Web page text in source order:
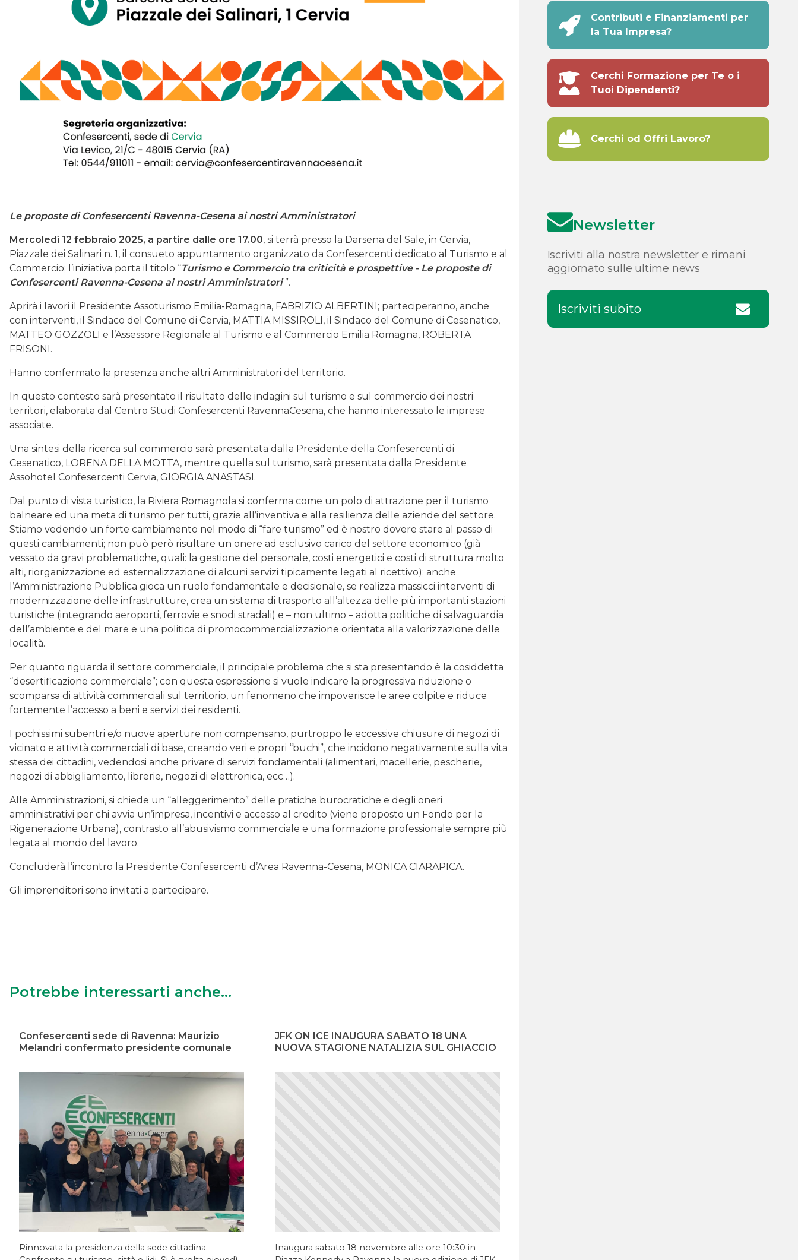
Le proposte di Confesercenti Ravenna-Cesena ai nostri Amministratori
Mercoledì 12 febbraio 2025, a partire dalle ore 17.00, si terrà presso la Darsena del Sale, in Cervia,
Piazzale dei Salinari n. 1, il consueto appuntamento organizzato da Confesercenti dedicato al Turismo e al
Commercio; l’iniziativa porta il titolo “Turismo e Commercio tra criticità e prospettive - Le proposte di
Confesercenti Ravenna-Cesena ai nostri Amministratori”.
Aprirà i lavori il Presidente Assoturismo Emilia-Romagna, FABRIZIO ALBERTINI; parteciperanno, anche
con interventi, il Sindaco del Comune di Cervia, MATTIA MISSIROLI, il Sindaco del Comune di Cesenatico,
MATTEO GOZZOLI e l’Assessore Regionale al Turismo e al Commercio Emilia Romagna, ROBERTA
FRISONI.
Hanno confermato la presenza anche altri Amministratori del territorio.
In questo contesto sarà presentato il risultato delle indagini sul turismo e sul commercio dei nostri
territori, elaborata dal Centro Studi Confesercenti RavennaCesena, che hanno interessato le imprese
associate.
Una sintesi della ricerca sul commercio sarà presentata dalla Presidente della Confesercenti di
Cesenatico, LORENA DELLA MOTTA, mentre quella sul turismo, sarà presentata dalla Presidente
Assohotel Confesercenti Cervia, GIORGIA ANASTASI.
Dal punto di vista turistico, la Riviera Romagnola si conferma come un polo di attrazione per il turismo
balneare ed una meta di turismo per tutti, grazie all’inventiva e alla resilienza delle aziende del settore.
Stiamo vedendo un forte cambiamento nel modo di “fare turismo” ed è nostro dovere stare al passo di
questi cambiamenti; non può però risultare un onere ad esclusivo carico del settore economico (già
vessato da gravi problematiche, quali: la gestione del personale, costi energetici e costi di struttura molto
alti, riorganizzazione ed esternalizzazione di alcuni servizi tipicamente legati al ricettivo); anche
l’Amministrazione Pubblica gioca un ruolo fondamentale e decisionale, se realizza massicci interventi di
modernizzazione delle infrastrutture, crea un sistema di trasporto all’altezza delle più importanti stazioni
turistiche (integrando aeroporti, ferrovie e snodi stradali) e – non ultimo – adotta politiche di salvaguardia
dell’ambiente e del mare e una politica di promocommercializzazione orientata alla valorizzazione delle
località.
Per quanto riguarda il settore commerciale, il principale problema che si sta presentando è la cosiddetta
“desertificazione commerciale”; con questa espressione si vuole indicare la progressiva riduzione o
scomparsa di attività commerciali sul territorio, un fenomeno che impoverisce le aree colpite e riduce
fortemente l’accesso a beni e servizi dei residenti.
I pochissimi subentri e/o nuove aperture non compensano, purtroppo le eccessive chiusure di negozi di
vicinato e attività commerciali di base, creando veri e propri “buchi”, che incidono negativamente sulla vita
stessa dei cittadini, vedendosi anche privare di servizi fondamentali (alimentari, macellerie, pescherie,
negozi di abbigliamento, librerie, negozi di elettronica, ecc…).
Alle Amministrazioni, si chiede un “alleggerimento” delle pratiche burocratiche e degli oneri
amministrativi per chi avvia un’impresa, incentivi e accesso al credito (viene proposto un Fondo per la
Rigenerazione Urbana), contrasto all’abusivismo commerciale e una formazione professionale sempre più
legata al mondo del lavoro.
Concluderà l’incontro la Presidente Confesercenti d’Area Ravenna-Cesena, MONICA CIARAPICA.
Gli imprenditori sono invitati a partecipare.
Potrebbe interessarti anche...
Confesercenti sede di Ravenna: Maurizio
Melandri confermato presidente comunale
Rinnovata la presidenza della sede cittadina.
JFK ON ICE INAUGURA SABATO 18 UNA
NUOVA STAGIONE NATALIZIA SUL GHIACCIO
Inaugura sabato 18 novembre alle ore 10:30 in
Contributi e Finanziamenti per
la Tua Impresa?
Cerchi Formazione per Te o i
Tuoi Dipendenti?
Cerchi od Offri Lavoro?
Newsletter
Iscriviti alla nostra newsletter e rimani
aggiornato sulle ultime news
Iscriviti subito